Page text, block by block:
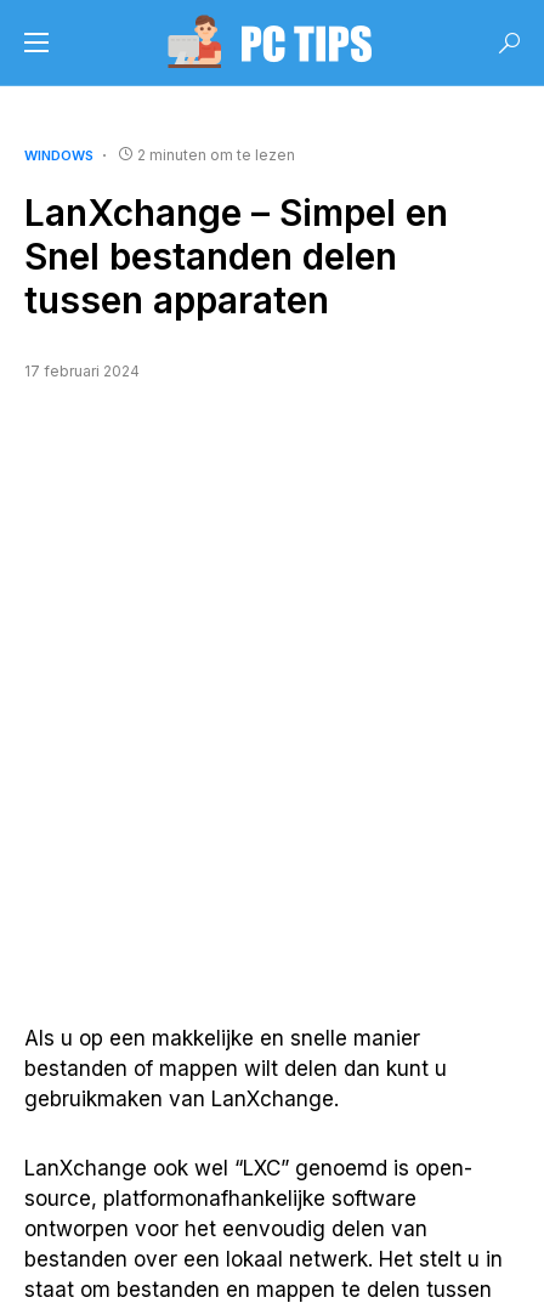
WINDOWS 2 minuten om te lezen
LanXchange – Simpel en
Snel bestanden delen
tussen apparaten
17 februari 2024
Als u op een makkelijke en snelle manier
bestanden of mappen wilt delen dan kunt u
gebruikmaken van LanXchange.
LanXchange ook wel “LXC” genoemd is open-
source, platformonafhankelijke software
ontworpen voor het eenvoudig delen van
bestanden over een lokaal netwerk. Het stelt u in
staat om bestanden en mappen te delen tussen